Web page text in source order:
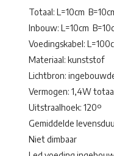
Totaal: L=10cm
Inbouw: L=10cm
Voedingskabel:
Materiaal: kunststof
Lichtbron:
Vermogen: 1,4W
Uitstraalhoek: 120º
Gemiddelde
Niet dimbaar